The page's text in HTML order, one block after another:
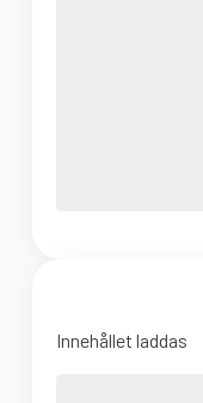
Innehållet laddas